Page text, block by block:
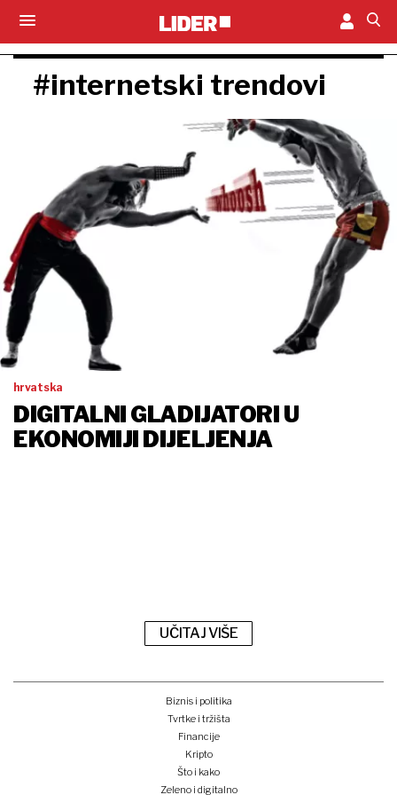
#internetski trendovi
hrvatska
DIGITALNI GLADIJATORI U
EKONOMIJI DIJELJENJA
UČITAJ VIŠE
Biznis i politika
Tvrtke i tržišta
Financije
Kripto
Što i kako
Zeleno i digitalno